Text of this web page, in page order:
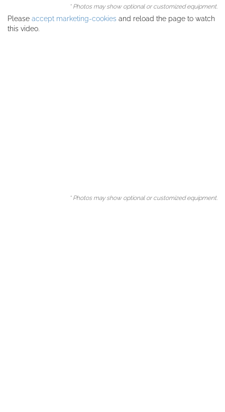
* Photos may show optional or customized equipment.
Please accept marketing-cookies and reload the page to watch
this video.
* Photos may show optional or customized equipment.